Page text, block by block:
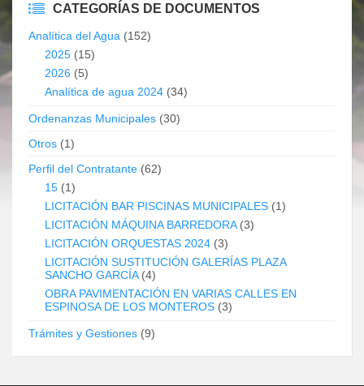
CATEGORÍAS DE DOCUMENTOS
Analítica del Agua (152)
2025 (15)
2026 (5)
Analítica de agua 2024 (34)
Ordenanzas Municipales (30)
Otros (1)
Perfil del Contratante (62)
15 (1)
LICITACIÓN BAR PISCINAS MUNICIPALES (1)
LICITACIÓN MÁQUINA BARREDORA(3)
LICITACIÓN ORQUESTAS 2024 (3)
LICITACIÓN SUSTITUCIÓN GALERÍAS PLAZA
SANCHO GARCÍA(4)
OBRA PAVIMENTACIÓN EN VARIAS CALLES EN
ESPINOSA DE LOS MONTEROS (3)
Trámites y Gestiones (9)